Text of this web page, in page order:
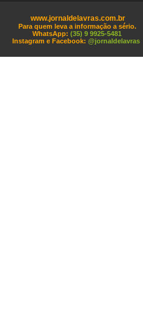
www.jornaldelavras.com.br
Para quem leva a informação a sério.
WhatsApp: (35) 9 9925-5481
Instagram e Facebook: @jornaldelavras